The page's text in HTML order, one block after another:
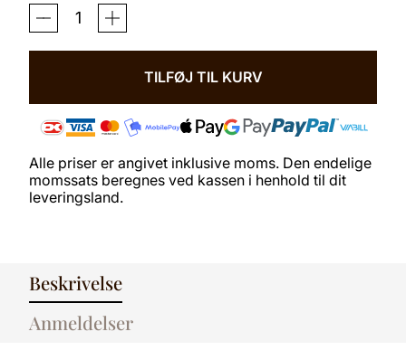
PANDEBÅND
GOLDEN
8
ANTAL
TILFØJ TIL KURV
Alle priser er angivet inklusive moms. Den endelige
momssats beregnes ved kassen i henhold til dit
leveringsland.
Beskrivelse
Anmeldelser